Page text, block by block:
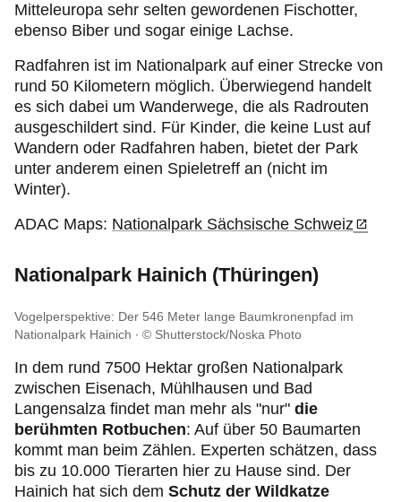
Mitteleuropa sehr selten gewordenen Fischotter,
ebenso Biber und sogar einige Lachse.
Radfahren ist im Nationalpark auf einer Strecke von
rund 50 Kilometern möglich. Überwiegend handelt
es sich dabei um Wanderwege, die als Radrouten
ausgeschildert sind. Für Kinder, die keine Lust auf
Wandern oder Radfahren haben, bietet der Park
unter anderem einen Spieletreff an (nicht im
Winter).
ADAC Maps: Nationalpark Sächsische Schweiz
Nationalpark Hainich (Thüringen)
Vogelperspektive: Der 546 Meter lange Baumkronenpfad im
Nationalpark Hainich
© Shutterstock/Noska Photo
In dem rund 7500 Hektar großen Nationalpark
zwischen Eisenach, Mühlhausen und Bad
Langensalza findet man mehr als "nur" die
berühmten Rotbuchen: Auf über 50 Baumarten
kommt man beim Zählen. Experten schätzen, dass
bis zu 10.000 Tierarten hier zu Hause sind. Der
Hainich hat sich dem Schutz der Wildkatze